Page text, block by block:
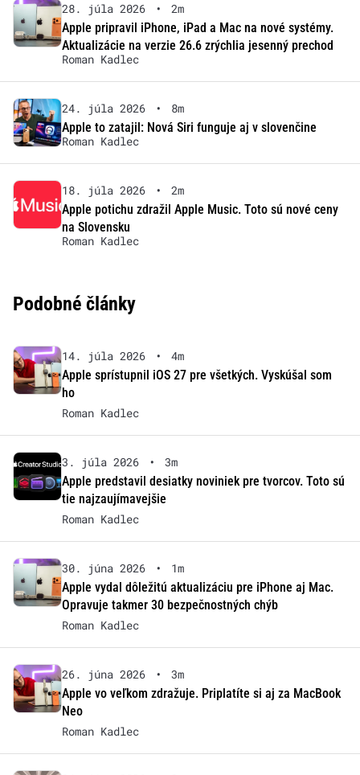
28. júla 2026 •
2m
Apple pripravil iPhone, iPad a Mac na nové systémy.
Aktualizácie na verzie 26.6 zrýchlia jesenný prechod
Roman Kadlec
24. júla 2026 •
8m
Apple to zatajil: Nová Siri funguje aj v slovenčine
Roman Kadlec
18. júla 2026 •
2m
Apple potichu zdražil Apple Music. Toto sú nové ceny
na Slovensku
Roman Kadlec
Podobné články
14. júla 2026 •
4m
Apple sprístupnil iOS 27 pre všetkých. Vyskúšal som
ho
Roman Kadlec
3. júla 2026 •
3m
Apple predstavil desiatky noviniek pre tvorcov. Toto sú
tie najzaujímavejšie
Roman Kadlec
30. júna 2026 •
1m
Apple vydal dôležitú aktualizáciu pre iPhone aj Mac.
Opravuje takmer 30 bezpečnostných chýb
Roman Kadlec
26. júna 2026 •
3m
Apple vo veľkom zdražuje. Priplatíte si aj za MacBook
Neo
Roman Kadlec